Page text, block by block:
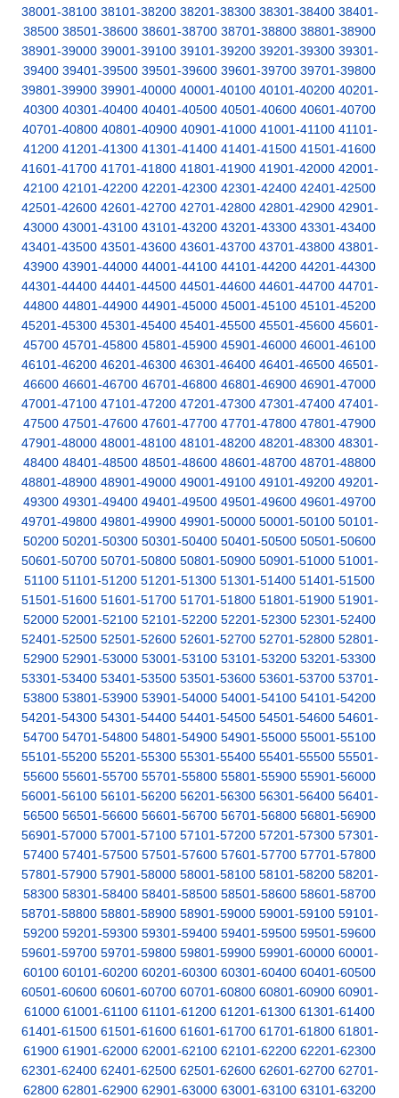
38001-38100 38101-38200 38201-38300 38301-38400 38401-
38500 38501-38600 38601-38700 38701-38800 38801-38900
38901-39000 39001-39100 39101-39200 39201-39300 39301-
39400 39401-39500 39501-39600 39601-39700 39701-39800
39801-39900 39901-40000 40001-40100 40101-40200 40201-
40300 40301-40400 40401-40500 40501-40600 40601-40700
40701-40800 40801-40900 40901-41000 41001-41100 41101-
41200 41201-41300 41301-41400 41401-41500 41501-41600
41601-41700 41701-41800 41801-41900 41901-42000 42001-
42100 42101-42200 42201-42300 42301-42400 42401-42500
42501-42600 42601-42700 42701-42800 42801-42900 42901-
43000 43001-43100 43101-43200 43201-43300 43301-43400
43401-43500 43501-43600 43601-43700 43701-43800 43801-
43900 43901-44000 44001-44100 44101-44200 44201-44300
44301-44400 44401-44500 44501-44600 44601-44700 44701-
44800 44801-44900 44901-45000 45001-45100 45101-45200
45201-45300 45301-45400 45401-45500 45501-45600 45601-
45700 45701-45800 45801-45900 45901-46000 46001-46100
46101-46200 46201-46300 46301-46400 46401-46500 46501-
46600 46601-46700 46701-46800 46801-46900 46901-47000
47001-47100 47101-47200 47201-47300 47301-47400 47401-
47500 47501-47600 47601-47700 47701-47800 47801-47900
47901-48000 48001-48100 48101-48200 48201-48300 48301-
48400 48401-48500 48501-48600 48601-48700 48701-48800
48801-48900 48901-49000 49001-49100 49101-49200 49201-
49300 49301-49400 49401-49500 49501-49600 49601-49700
49701-49800 49801-49900 49901-50000 50001-50100 50101-
50200 50201-50300 50301-50400 50401-50500 50501-50600
50601-50700 50701-50800 50801-50900 50901-51000 51001-
51100 51101-51200 51201-51300 51301-51400 51401-51500
51501-51600 51601-51700 51701-51800 51801-51900 51901-
52000 52001-52100 52101-52200 52201-52300 52301-52400
52401-52500 52501-52600 52601-52700 52701-52800 52801-
52900 52901-53000 53001-53100 53101-53200 53201-53300
53301-53400 53401-53500 53501-53600 53601-53700 53701-
53800 53801-53900 53901-54000 54001-54100 54101-54200
54201-54300 54301-54400 54401-54500 54501-54600 54601-
54700 54701-54800 54801-54900 54901-55000 55001-55100
55101-55200 55201-55300 55301-55400 55401-55500 55501-
55600 55601-55700 55701-55800 55801-55900 55901-56000
56001-56100 56101-56200 56201-56300 56301-56400 56401-
56500 56501-56600 56601-56700 56701-56800 56801-56900
56901-57000 57001-57100 57101-57200 57201-57300 57301-
57400 57401-57500 57501-57600 57601-57700 57701-57800
57801-57900 57901-58000 58001-58100 58101-58200 58201-
58300 58301-58400 58401-58500 58501-58600 58601-58700
58701-58800 58801-58900 58901-59000 59001-59100 59101-
59200 59201-59300 59301-59400 59401-59500 59501-59600
59601-59700 59701-59800 59801-59900 59901-60000 60001-
60100 60101-60200 60201-60300 60301-60400 60401-60500
60501-60600 60601-60700 60701-60800 60801-60900 60901-
61000 61001-61100 61101-61200 61201-61300 61301-61400
61401-61500 61501-61600 61601-61700 61701-61800 61801-
61900 61901-62000 62001-62100 62101-62200 62201-62300
62301-62400 62401-62500 62501-62600 62601-62700 62701-
62800 62801-62900 62901-63000 63001-63100 63101-63200